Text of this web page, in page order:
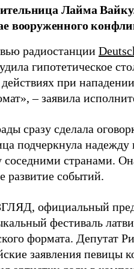
Лайма
вооруженного
радиостанции
гипотетическое
при
– заявила
сразу сделала
подчеркнула
странами.
развитие событий.
официальный
фестиваль
формата. Депутат
заявления